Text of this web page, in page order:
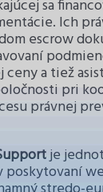
sa
Ich
escrow
a tiež
pri
právnej
je
poskytovaní